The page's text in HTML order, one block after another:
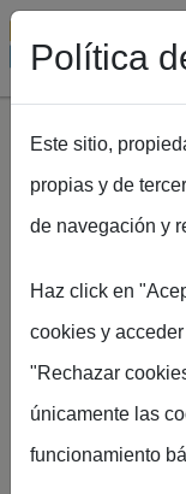
Pasar al contenido
de activos
El
Política
Este sitio,
propias y de
de navegación y
Haz click en
cookies y
"Rechazar
únicamente las
funcionamiento